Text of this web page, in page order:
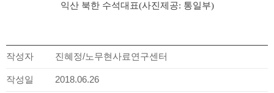
익산 북한 수석대표(사진제공: 통일부)
작성자 진혜정/노무현사료연구센터
작성일 2018.06.26